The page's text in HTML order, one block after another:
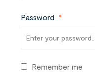
Password *
Remember me